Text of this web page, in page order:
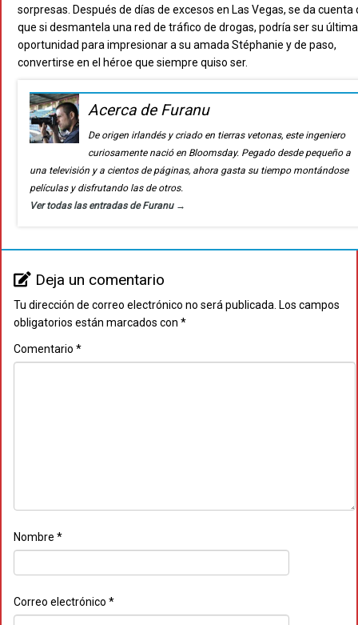
sorpresas. Después de días de excesos en Las Vegas, se da cuenta
que si desmantela una red de tráfico de drogas, podría ser su última
oportunidad para impresionar a su amada Stéphanie y de paso,
convertirse en el héroe que siempre quiso ser.
Acerca de Furanu
De origen irlandés y criado en tierras vetonas, este ingeniero
curiosamente nació en Bloomsday. Pegado desde pequeño a
una televisión y a cientos de páginas, ahora gasta su tiempo montándose
películas y disfrutando las de otros.
Ver todas las entradas de Furanu →
Deja un comentario
Tu dirección de correo electrónico no será publicada. Los campos
obligatorios están marcados con *
Comentario *
Nombre *
Correo electrónico *